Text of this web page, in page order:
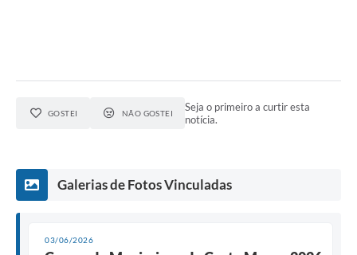
GOSTEI NÃO GOSTEI
Seja o primeiro a curtir esta
notícia.
Galerias de Fotos Vinculadas
03/06/2026